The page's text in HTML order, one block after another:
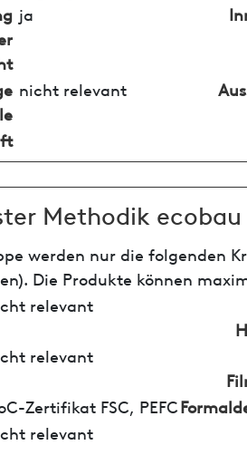
ja
nicht relevant
Methodik ecobau
werden nur die folgenden
Die Produkte können
relevant
relevant
Zertifikat FSC, PEFC
relevant